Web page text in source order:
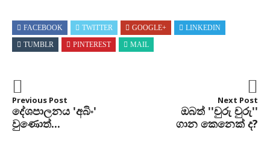
FACEBOOK TWITTER GOOGLE+
LINKEDIN
TUMBLR
PINTEREST MAIL
Previous Post
දේශපාලනය 'අබිං'
වුණොත්...
Next Post
ඔබත් ''චුරු චුරු''
ගාන කෙනෙක් ද?